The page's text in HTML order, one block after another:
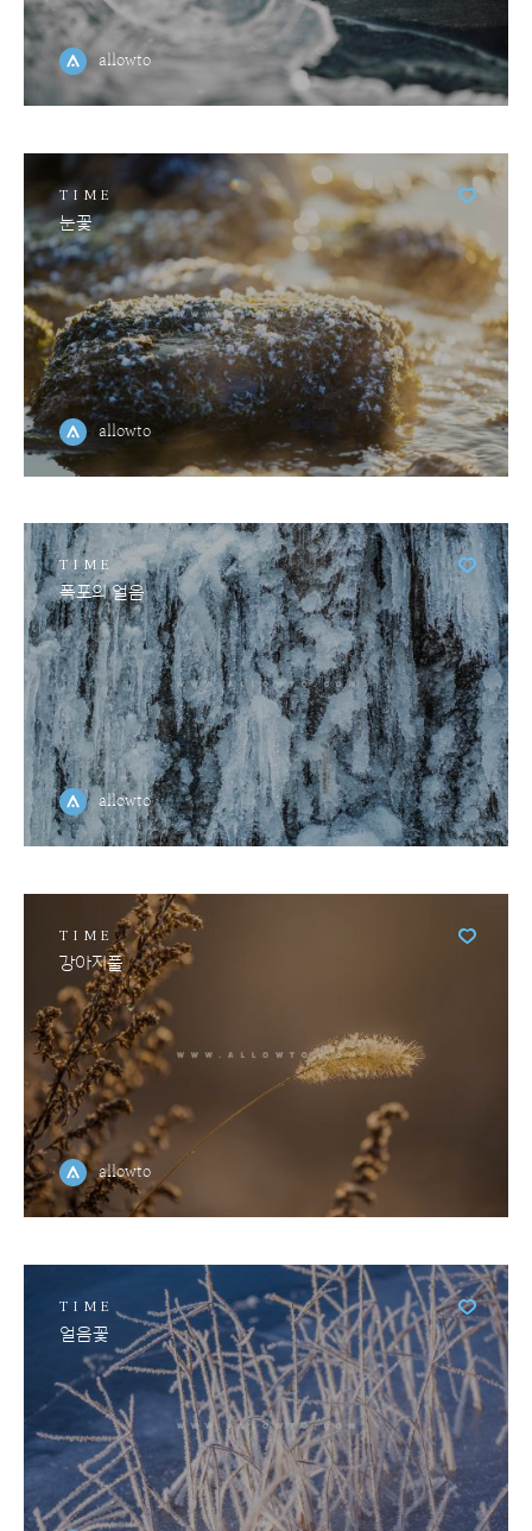
allowto
TIME
눈꽃
allowto
TIME
폭포의 얼음
allowto
TIME
강아지풀
allowto
TIME
얼음꽃